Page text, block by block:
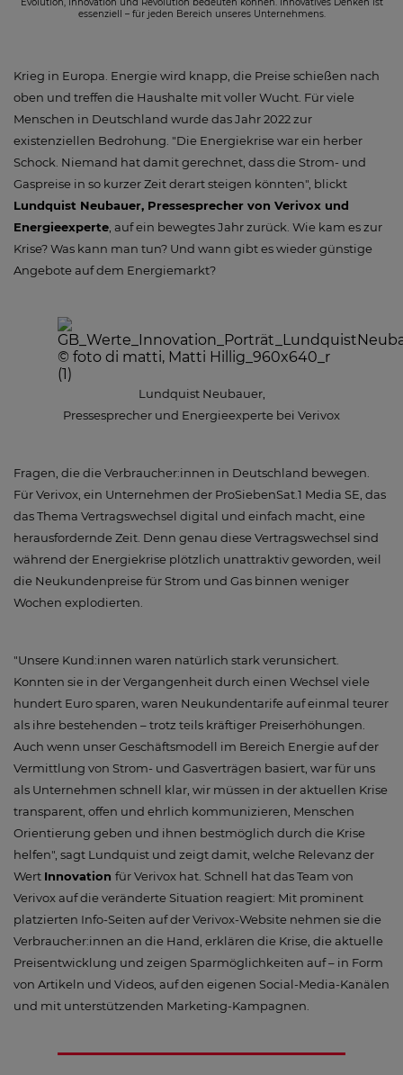
essenziell – für jeden Bereich unseres Unternehmens.
Krieg in Europa. Energie wird knapp, die Preise schießen nach
oben und treffen die Haushalte mit voller Wucht. Für viele
Menschen in Deutschland wurde das Jahr 2022 zur
existenziellen Bedrohung. "Die Energiekrise war ein herber
Schock. Niemand hat damit gerechnet, dass die Strom- und
Gaspreise in so kurzer Zeit derart steigen könnten", blickt
Lundquist Neubauer, Pressesprecher von Verivox und
Energieexperte , auf ein bewegtes Jahr zurück. Wie kam es zur
Krise? Was kann man tun? Und wann gibt es wieder günstige
Angebote auf dem Energiemarkt?
Lundquist Neubauer,
Pressesprecher und Energieexperte bei Verivox
Fragen, die die Verbraucher:innen in Deutschland bewegen.
Für Verivox, ein Unternehmen der ProSiebenSat.1 Media SE, das
das Thema Vertragswechsel digital und einfach macht, eine
herausfordernde Zeit. Denn genau diese Vertragswechsel sind
während der Energiekrise plötzlich unattraktiv geworden, weil
die Neukundenpreise für Strom und Gas binnen weniger
Wochen explodierten.
"Unsere Kund:innen waren natürlich stark verunsichert.
Konnten sie in der Vergangenheit durch einen Wechsel viele
hundert Euro sparen, waren Neukundentarife auf einmal teurer
als ihre bestehenden – trotz teils kräftiger Preiserhöhungen.
Auch wenn unser Geschäftsmodell im Bereich Energie auf der
Vermittlung von Strom- und Gasverträgen basiert, war für uns
als Unternehmen schnell klar, wir müssen in der aktuellen Krise
transparent, offen und ehrlich kommunizieren, Menschen
Orientierung geben und ihnen bestmöglich durch die Krise
helfen", sagt Lundquist und zeigt damit, welche Relevanz der
Wert Innovation für Verivox hat. Schnell hat das Team von
Verivox auf die veränderte Situation reagiert: Mit prominent
platzierten Info-Seiten auf der Verivox-Website nehmen sie die
Verbraucher:innen an die Hand, erklären die Krise, die aktuelle
Preisentwicklung und zeigen Sparmöglichkeiten auf – in Form
von Artikeln und Videos, auf den eigenen Social-Media-Kanälen
und mit unterstützenden Marketing-Kampagnen.